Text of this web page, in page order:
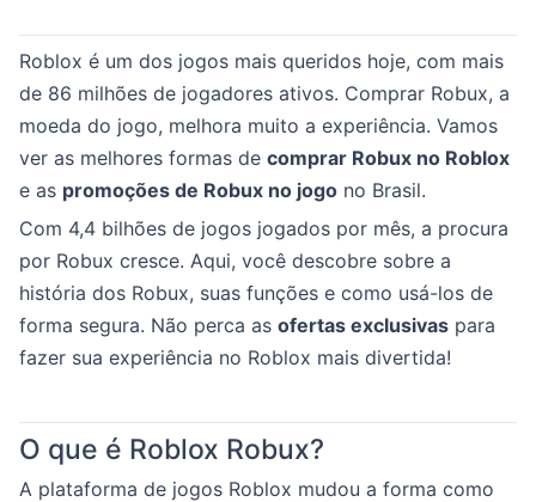
Roblox é um dos jogos mais queridos hoje, com mais
de 86 milhões de jogadores ativos. Comprar Robux, a
moeda do jogo, melhora muito a experiência. Vamos
ver as melhores formas de comprar Robux no Roblox
e as promoções de Robux no jogo no Brasil.
Com 4,4 bilhões de jogos jogados por mês, a procura
por Robux cresce. Aqui, você descobre sobre a
história dos Robux, suas funções e como usá-los de
forma segura. Não perca as ofertas exclusivas para
fazer sua experiência no Roblox mais divertida!
O que é Roblox Robux?
A plataforma de jogos Roblox mudou a forma como